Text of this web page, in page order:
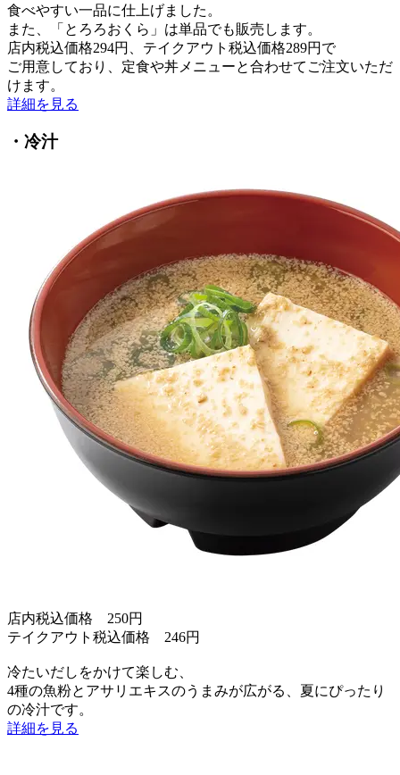
食べやすい一品に仕上げました。
また、「とろろおくら」は単品でも販売します。
店内税込価格294円、テイクアウト税込価格289円で
ご用意しており、定食や丼メニューと合わせてご注文いただ
けます。
詳細を見る
・冷汁
店内税込価格 250円
テイクアウト税込価格 246円
冷たいだしをかけて楽しむ、
4種の魚粉とアサリエキスのうまみが広がる、夏にぴったり
の冷汁です。
詳細を見る